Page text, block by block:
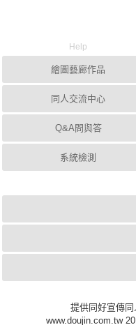
Help
繪圖藝廊作品
同人交流中心
Q&A問與答
系統檢測
提供同好宣傳
www.doujin.com.tw